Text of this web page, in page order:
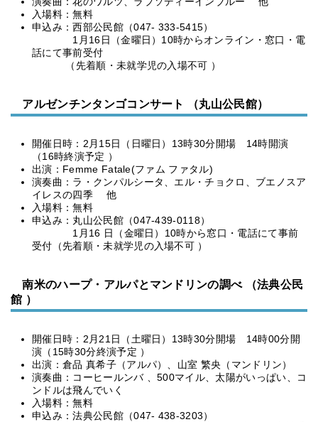
入場料：無料
申込み：西部公民館（047- 333-5415）
1月16日（金曜日）10時からオンライン・窓口・電
話にて事前受付
（先着順・未就学児の入場不可 ）
アルゼンチンタンゴコンサート （丸山公民館）
開催日時：2月15日（日曜日）13時30分開場 14時開演
（16時終演予定 ）
出演：Femme Fatale(ファム ファタル)
演奏曲：ラ・クンパルシータ、エル・チョクロ、ブエノスア
イレスの四季 他
入場料：無料
申込み：丸山公民館（047-439-0118）
1月16 日（金曜日）10時から窓口・電話にて事前
受付（先着順・未就学児の入場不可 ）
南米のハープ・アルパとマンドリンの調べ （法典公民
館 ）
開催日時：2月21日（土曜日）13時30分開場 14時00分開
演（15時30分終演予定 ）
出演：倉品 真希子（アルパ）、山室 繁央（マンドリン）
演奏曲：コーヒールンバ 、500マイル、太陽がいっぱい、コ
ンドルは飛んでいく
入場料：無料
申込み：法典公民館（047- 438-3203）